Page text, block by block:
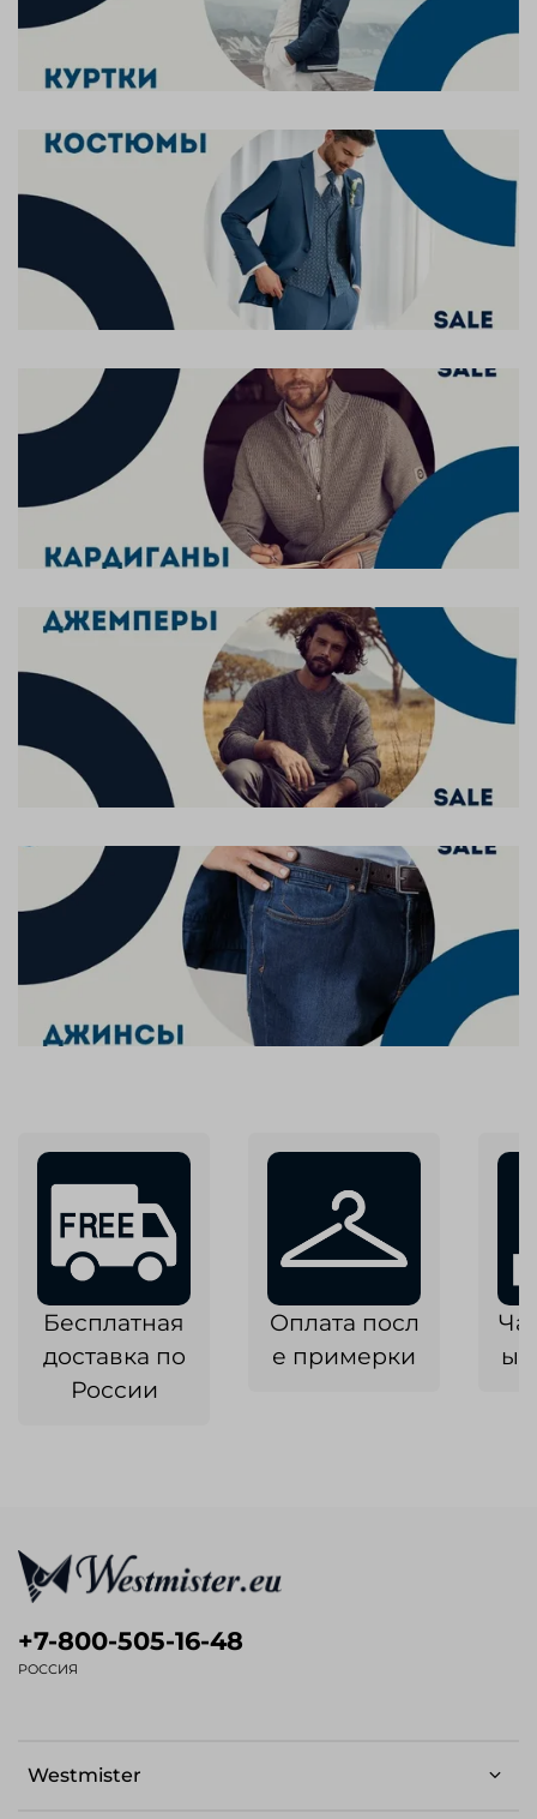
Бесплатная
доставка по
России
Оплата посл
е примерки
Westmister
+7-800-505-16-48
РОССИЯ